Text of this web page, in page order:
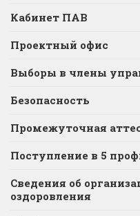
Кабинет ПАВ
Проектный офис
Выборы в члены
Безопасность
Промежуточная
Поступление в 5
Сведения об
оздоровления